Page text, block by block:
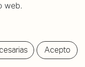
web.
Acepto